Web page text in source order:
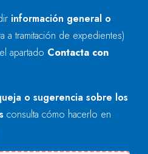
información general o
a tramitación de expedientes)
apartado Contacta con
o sugerencia sobre los
consulta cómo hacerlo en